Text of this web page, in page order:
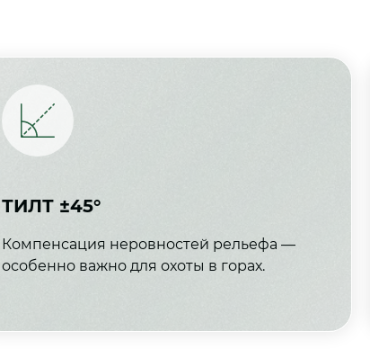
ТИЛТ ±45°
Компенсация неровностей рельефа —
особенно важно для охоты в горах.